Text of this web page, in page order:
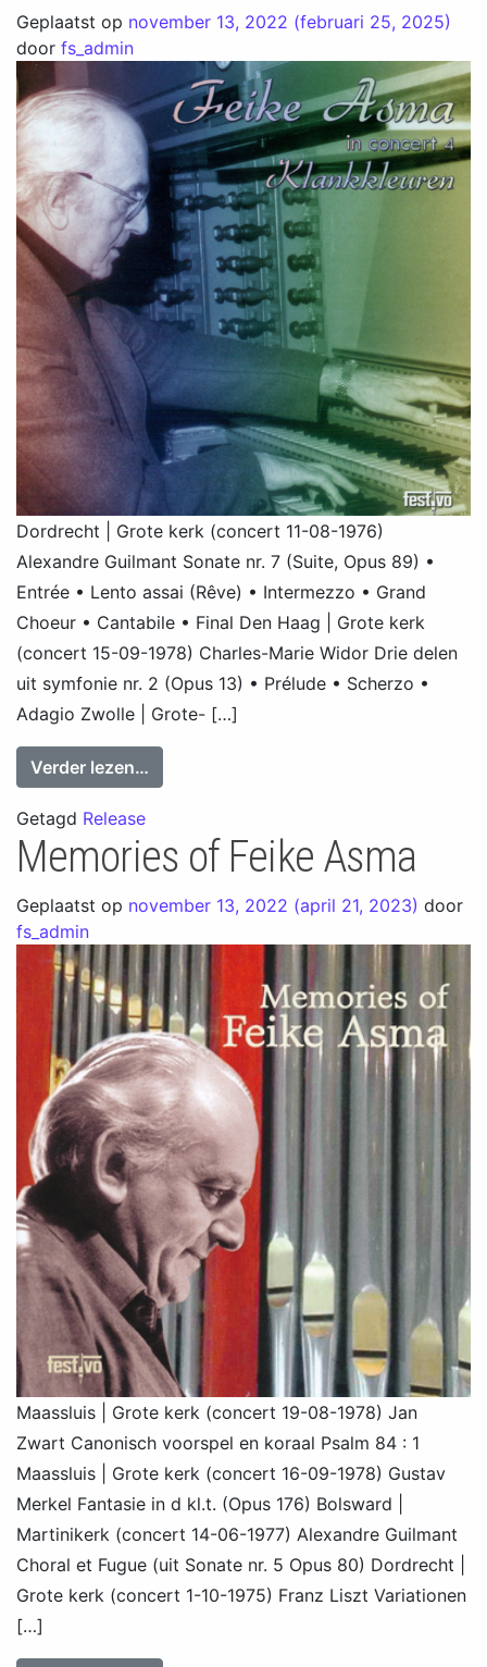
Geplaatst op november 13, 2022 (februari 25, 2025)
door fs_admin
Dordrecht | Grote kerk (concert 11-08-1976)
Alexandre Guilmant Sonate nr. 7 (Suite, Opus 89) •
Entrée • Lento assai (Rêve) • Intermezzo • Grand
Choeur • Cantabile • Final Den Haag | Grote kerk
(concert 15-09-1978) Charles-Marie Widor Drie delen
uit symfonie nr. 2 (Opus 13) • Prélude • Scherzo •
Adagio Zwolle | Grote- […]
Verder lezen…
Getagd Release
Memories of Feike Asma
Geplaatst op november 13, 2022 (april 21, 2023) door
fs_admin
Maassluis | Grote kerk (concert 19-08-1978) Jan
Zwart Canonisch voorspel en koraal Psalm 84 : 1
Maassluis | Grote kerk (concert 16-09-1978) Gustav
Merkel Fantasie in d kl.t. (Opus 176) Bolsward |
Martinikerk (concert 14-06-1977) Alexandre Guilmant
Choral et Fugue (uit Sonate nr. 5 Opus 80) Dordrecht |
Grote kerk (concert 1-10-1975) Franz Liszt Variationen
[…]